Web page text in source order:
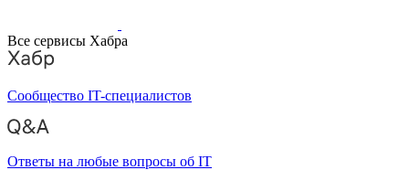
Все сервисы Хабра
Сообщество IT-специалистов
Ответы на любые вопросы об IT